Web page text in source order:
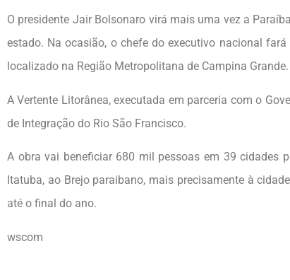
O presidente Jair Bolsonaro virá mais uma vez a
estado. Na ocasião, o chefe do executivo nacional
localizado na Região Metropolitana de Campina Grande.
A Vertente Litorânea, executada em parceria com o
de Integração do Rio São Francisco.
A obra vai beneficiar 680 mil pessoas em 39 cidades
Itatuba, ao Brejo paraibano, mais precisamente à
até o final do ano.
wscom